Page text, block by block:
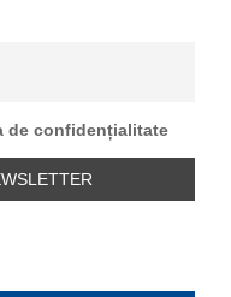
H
de confidențialitate